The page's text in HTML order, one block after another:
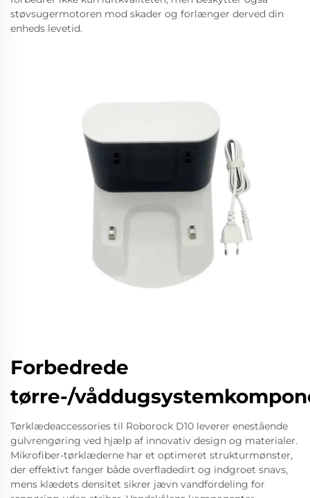
støvsugermotoren mod skader og forlænger derved din
enheds levetid.
Forbedrede
tørre-/
Tørklædeaccessories til Roborock D10 leverer enestående
gulvrengøring ved hjælp af innovativ design og materialer.
Mikrofiber-tørklæderne har et optimeret strukturmønster,
der effektivt fanger både overfladedirt og indgroet snavs,
mens klædets densitet sikrer jævn vandfordeling for